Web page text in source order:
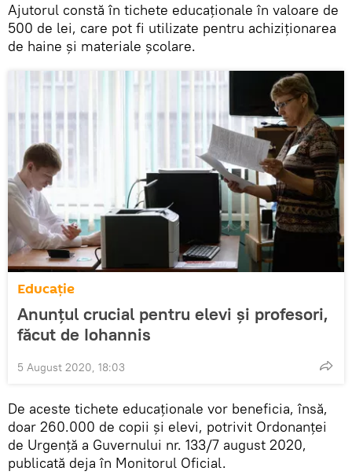
Ajutorul constă în tichete educaționale în valoare de
500 de lei, care pot fi utilizate pentru achiziționarea
de haine și materiale școlare.
Educație
Anunțul crucial pentru elevi și profesori,
făcut de Iohannis
5 August 2020, 18:03
De aceste tichete educaționale vor beneficia, însă,
doar 260.000 de copii și elevi, potrivit Ordonanței
de Urgență a Guvernului nr. 133/7 august 2020,
publicată deja în Monitorul Oficial.